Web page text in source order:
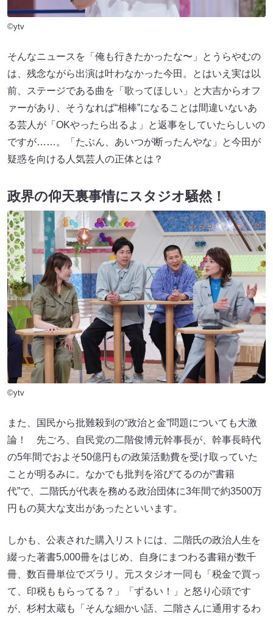
©ytv
そんなニュースを「俺も行きたかったな〜」とうらやむの
は、残念ながら出演は叶わなかった今田。とはいえ実は以
前、ステージである曲を「歌ってほしい」と大吉からオフ
ァーがあり、そうなれば“相棒”になることは間違いないあ
る芸人が「OKやったら出るよ」と返事をしていたらしいの
ですが……。「たぶん、あいつが断ったんやな」と今田が
疑惑を向ける人気芸人の正体とは？
政界の仰天裏事情にスタジオ騒然！
©ytv
また、国民から批難殺到の“政治と金”問題についても大激
論！ 先ごろ、自民党の二階俊博元幹事長が、幹事長時代
の5年間でおよそ50億円もの政策活動費を受け取っていた
ことが明るみに。なかでも批判を浴びてるのが“書籍
代”で、二階氏が代表を務める政治団体に3年間で約3500万
円もの莫大な支出があったといいます。
しかも、公表された購入リストには、二階氏の政治人生を
綴った著書5,000冊をはじめ、自身にまつわる書籍が数千
冊、数百冊単位でズラリ。元スタジオ一同も「税金で買っ
て、印税ももらってる？」「ずるい！」と怒り心頭です
が、杉村太蔵も「そんな細かい話、二階さんに通用するわ